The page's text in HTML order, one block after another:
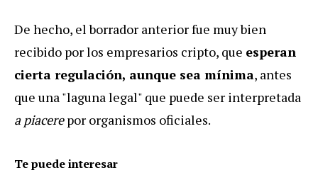
De hecho, el borrador anterior fue muy bien
recibido por los empresarios cripto, que esperan
cierta regulación, aunque sea mínima, antes
que una "laguna legal" que puede ser interpretada
a piacerepor organismos oficiales.
Te puede interesar